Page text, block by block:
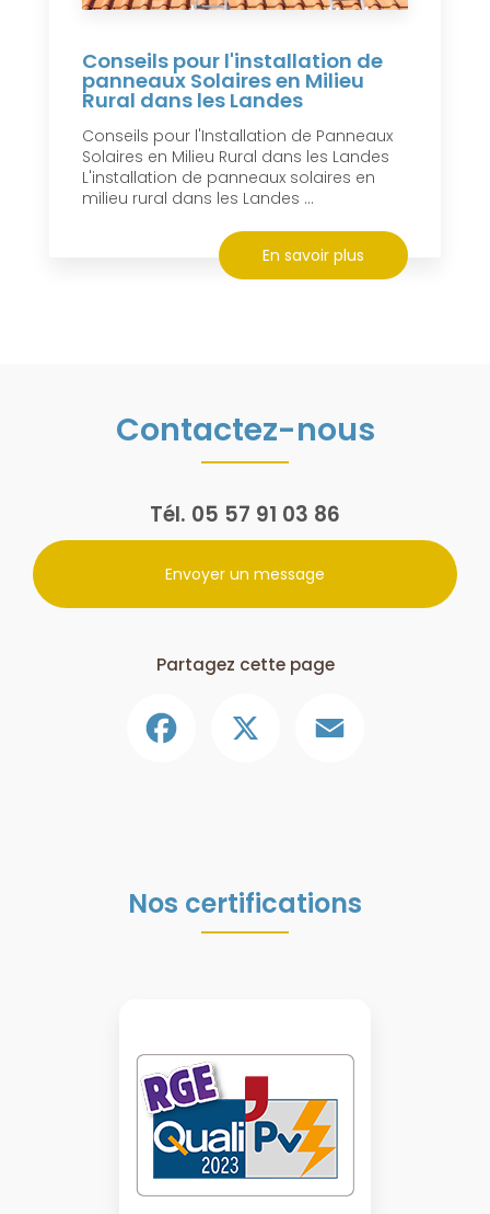
Conseils pour l'installation de
panneaux Solaires en Milieu
Rural dans les Landes
Conseils pour l'Installation de Panneaux
Solaires en Milieu Rural dans les Landes
L'installation de panneaux solaires en
milieu rural dans les Landes ...
En savoir plus
Contactez-nous
Tél. 05 57 91 03 86
Envoyer un message
Partagez cette page
Nos certifications